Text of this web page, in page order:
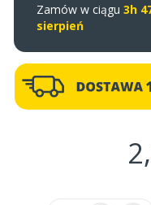
Zamów w ciągu 3h
sierpień